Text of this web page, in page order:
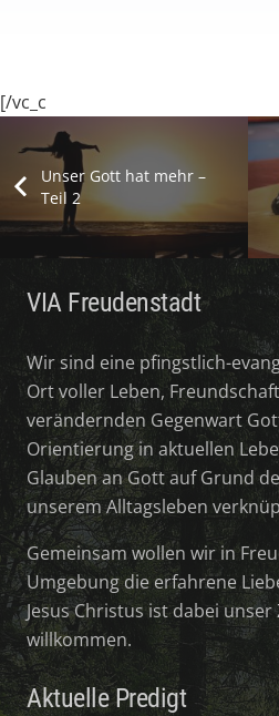
[/vc_c
Unser Gott hat mehr –
Teil 2
VIA Freudenstadt
Wir sind eine pfingstlich-
Ort voller Leben,
verändernden Gegenwart
Orientierung in aktuellen
Glauben an Gott auf Grund
unserem Alltagsleben
Gemeinsam wollen wir in
Umgebung die erfahrene
Jesus Christus ist dabei
willkommen.
Aktuelle Predigt